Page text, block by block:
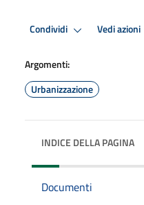
Condividi Vedi azioni
Argomenti:
Urbanizzazione
INDICE DELLA PAGINA
Documenti